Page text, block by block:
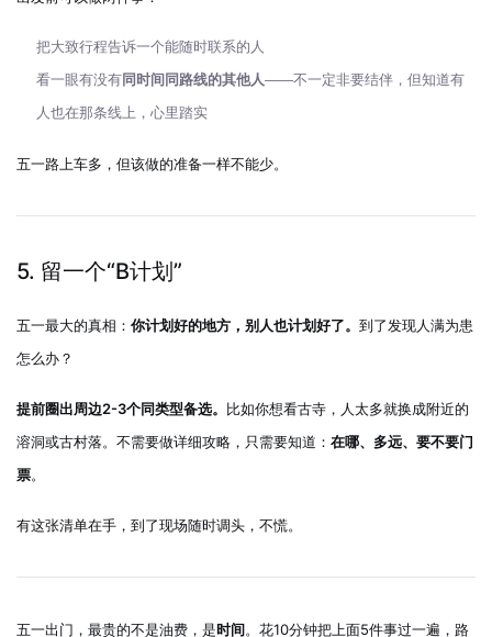
把大致行程告诉一个能随时联系的人
看一眼有没有同时间同路线的其他人——不一定非要结伴，但知道有
人也在那条线上，心里踏实
五一路上车多，但该做的准备一样不能少。
5. 留一个“B计划”
五一最大的真相： 你计划好的地方，别人也计划好了。 到了发现人满为患
怎么办？
提前圈出周边2-3个同类型备选。 比如你想看古寺，人太多就换成附近的
溶洞或古村落。不需要做详细攻略，只需要知道： 在哪、多远、要不要门
票。
有这张清单在手，到了现场随时调头，不慌。
五一出门，最贵的不是油费，是时间。花10分钟把上面5件事过一遍，路